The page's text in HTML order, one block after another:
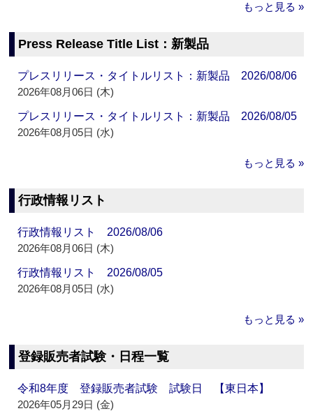
もっと見る »
Press Release Title List：新製品
プレスリリース・タイトルリスト：新製品 2026/08/06
2026年08月06日 (木)
プレスリリース・タイトルリスト：新製品 2026/08/05
2026年08月05日 (水)
もっと見る »
行政情報リスト
行政情報リスト 2026/08/06
2026年08月06日 (木)
行政情報リスト 2026/08/05
2026年08月05日 (水)
もっと見る »
登録販売者試験・日程一覧
令和8年度 登録販売者試験 試験日 【東日本】
2026年05月29日 (金)